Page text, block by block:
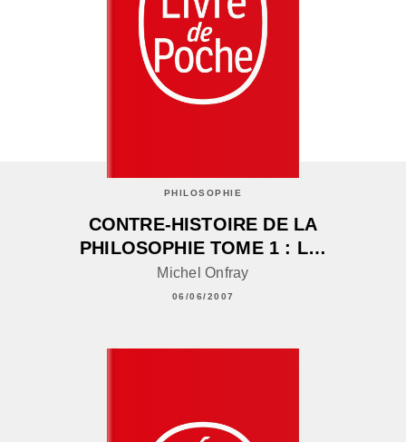
PHILOSOPHIE
CONTRE-HISTOIRE DE LA
PHILOSOPHIE TOME 1 : L…
Michel Onfray
06/06/2007